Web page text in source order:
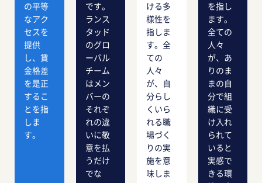
の平等
なアク
セスを
提供
し、賃
金格差
を是正
するこ
とを指
しま
す。
です。
ランス
タッド
のグロ
ーバル
チーム
はメン
バーの
それぞ
れの違
いに敬
意を払
うだけ
でな
ける多
様性を
指しま
す。全
ての
人々
が、自
分らし
くいら
れる職
場づく
りの実
施を意
味しま
を指し
ます。
全ての
人々
が、あ
りのま
まの自
分で組
織に受
け入れ
られて
いると
実感で
きる環